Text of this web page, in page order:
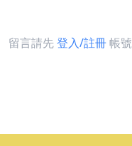
留言請先登入/註冊帳號